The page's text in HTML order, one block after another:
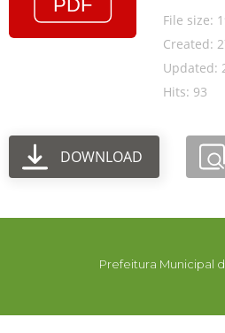
File size:
Created:
Updated:
Hits: 93
DOWNLOAD
Prefeitura Municipal